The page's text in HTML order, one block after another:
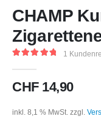
CHAMP
1
CHF14,90
inkl. 8,1 % MwSt. zzgl.